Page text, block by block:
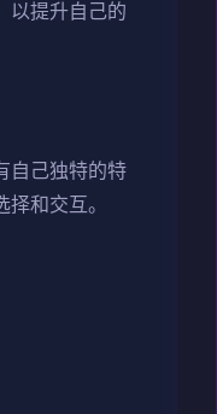
以提升自己的
自己独特的特
和交互。